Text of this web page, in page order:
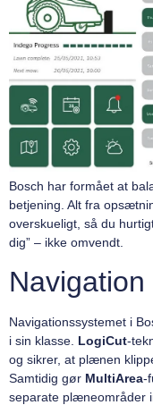
Bosch har formået at
betjening. Alt fra
overskueligt, så du
dig” – ikke omvendt.
Navigation
Navigationssystemet i
i sin klasse. LogiCut-
og sikrer, at plænen
Samtidig gør MultiArea-
separate plæneområder